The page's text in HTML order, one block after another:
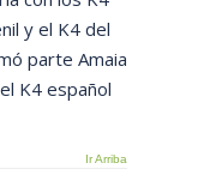
y el K4 del
parte Amaia
K4 español
Ir Arriba